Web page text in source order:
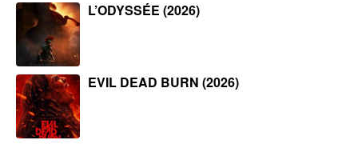
L’ODYSSÉE (2026)
EVIL DEAD BURN (2026)